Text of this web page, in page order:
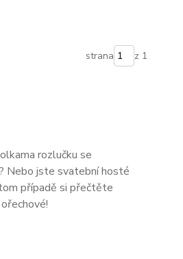
strana z 1
rozlučku se
Nebo jste svatební hosté
případě si přečtěte